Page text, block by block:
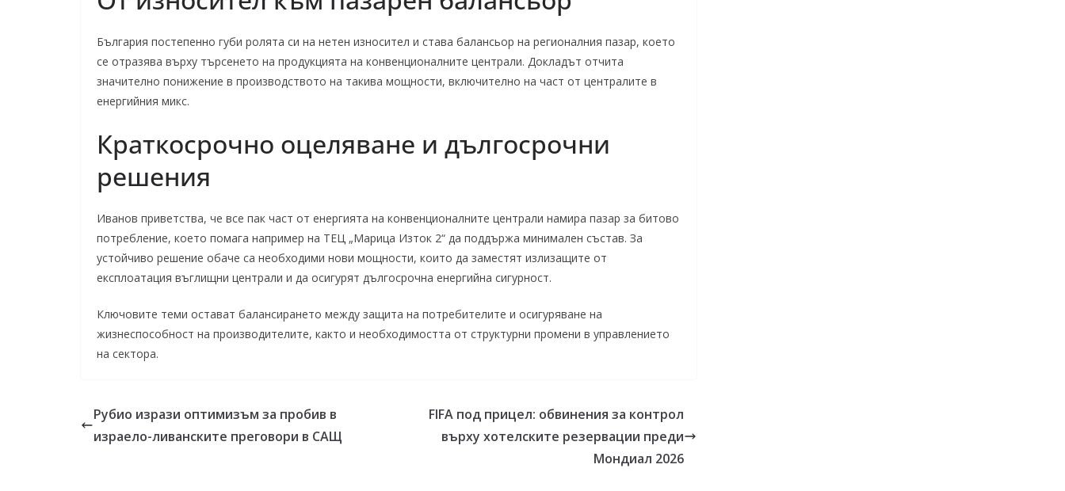
България постепенно губи ролята си на нетен износител и става балансьор на регионалния пазар, което
се отразява върху търсенето на продукцията на конвенционалните централи. Докладът отчита
значително понижение в производството на такива мощности, включително на част от централите в
енергийния микс.
Краткосрочно оцеляване и дългосрочни
решения
Иванов приветства, че все пак част от енергията на конвенционалните централи намира пазар за битово
потребление, което помага например на ТЕЦ „Марица Изток 2“ да поддържа минимален състав. За
устойчиво решение обаче са необходими нови мощности, които да заместят излизащите от
експлоатация въглищни централи и да осигурят дългосрочна енергийна сигурност.
Ключовите теми остават балансирането между защита на потребителите и осигуряване на
жизнеспособност на производителите, както и необходимостта от структурни промени в управлението
на сектора.
Рубио изрази оптимизъм за пробив в
израело-ливанските преговори в САЩ
FIFA под прицел: обвинения за контрол
върху хотелските резервации преди
Мондиал 2026